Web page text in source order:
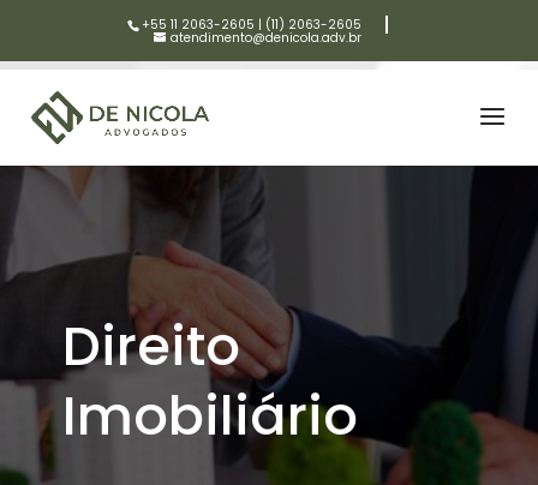
+55 11 2063-2605 | (11) 2063-2605
atendimento@denicola.adv.br
Direito
Imobiliário